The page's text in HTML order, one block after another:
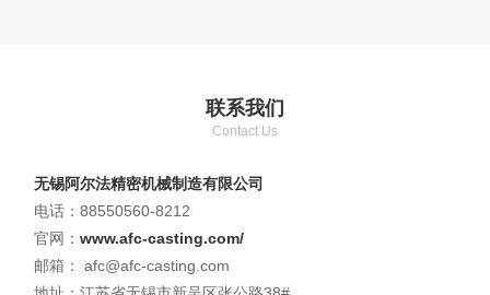
联系我们
Contact Us
无锡阿尔法精密机械制造有限公司
电话：88550560-8212
官网：www.afc-casting.com/
邮箱： afc@afc-casting.com